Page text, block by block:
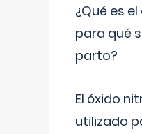
¿Qué es
para qué
parto?
El óxido
utilizado